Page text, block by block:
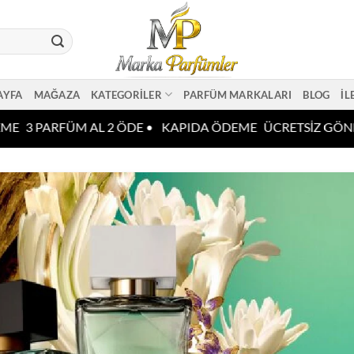
MAĞAZA KATEGORILER PARFÜM MARKALARI BLOG
3 PARFÜM AL 2 ÖDE • KAPIDA ÖDEME ÜCRETSİZ